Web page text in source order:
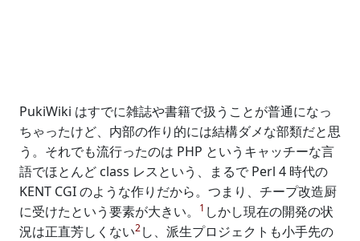
PukiWiki はすでに雑誌や書籍で扱うことが普通になっ
ちゃったけど、内部の作り的には結構ダメな部類だと思
う。それでも流行ったのは PHP というキャッチーな言
語でほとんど class レスという、まるで Perl 4 時代の
KENT CGI のような作りだから。つまり、チープ改造厨
に受けたという要素が大きい。
1 しかし現在の開発の状
況は正直芳しくない2し、派生プロジェクトも小手先の